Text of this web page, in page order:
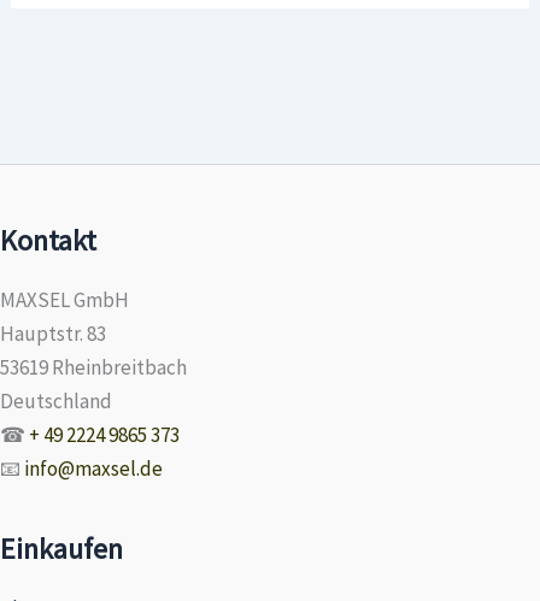
Kontakt
MAXSEL GmbH
Hauptstr. 83
53619 Rheinbreitbach
Deutschland
☎ + 49 2224 9865 373
📧 info@maxsel.de
Einkaufen